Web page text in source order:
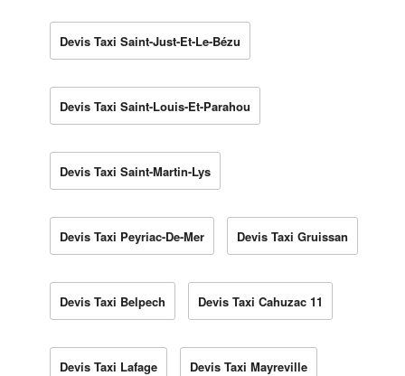
Devis Taxi Saint-Just-Et-Le-Bézu
Devis Taxi Saint-Louis-Et-Parahou
Devis Taxi Saint-Martin-Lys
Devis Taxi Peyriac-De-Mer Devis Taxi Gruissan
Devis Taxi Belpech Devis Taxi Cahuzac 11
Devis Taxi Lafage Devis Taxi Mayreville